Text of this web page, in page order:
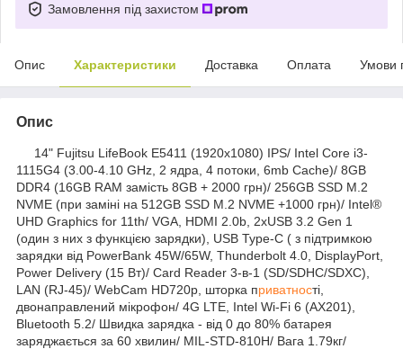
Замовлення під захистом
Опис Характеристики Доставка Оплата Умови
Опис
14" Fujitsu LifeBook E5411 (1920х1080) IPS/ Intel Core i3-
1115G4 (3.00-4.10 GHz, 2 ядра, 4 потоки, 6mb Cache)/ 8GB
DDR4 (16GB RAM замість 8GB + 2000 грн)/ 256GB SSD M.2
NVME (при заміні на 512GB SSD M.2 NVME +1000 грн)/ Intel®
UHD Graphics for 11th/ VGA, HDMI 2.0b, 2хUSB 3.2 Gen 1
(один з них з функцією зарядки), USB Type-C ( з підтримкою
зарядки від PowerBank 45W/65W, Thunderbolt 4.0, DisplayPort,
Power Delivery (15 Вт)/ Card Reader 3-в-1 (SD/SDHC/SDXC),
LAN (RJ-45)/ WebCam HD720p, шторка приватності,
двонаправлений мікрофон/ 4G LTE, Intel Wi-Fi 6 (AX201),
Bluetooth 5.2/ Швидка зарядка - від 0 до 80% батарея
заряджається за 60 хвилин/ MIL-STD-810H/ Вага 1.79кг/